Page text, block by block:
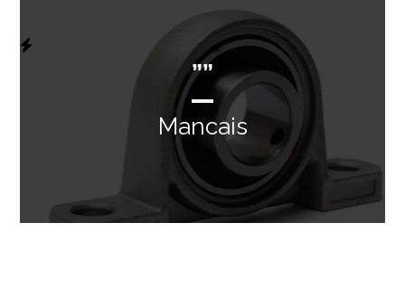
””
Mancais